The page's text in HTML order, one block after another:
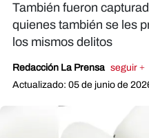
También fueron
quienes también se les
los mismos delitos
Redacción La Prensa seguir +
Actualizado: 05 de junio de